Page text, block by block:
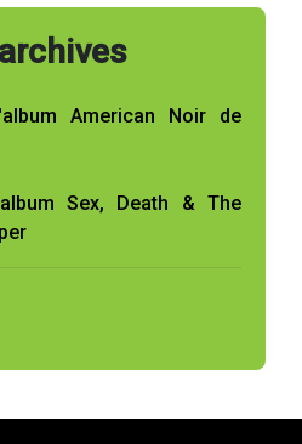
American Noir de
Sex, Death & The